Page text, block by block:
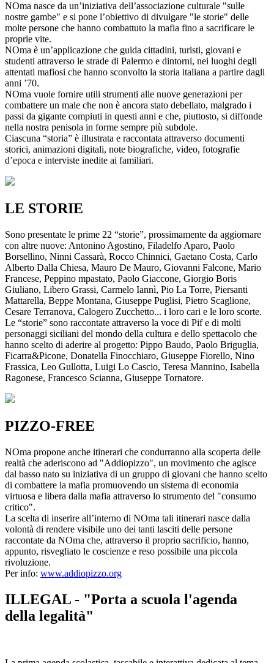
NOma nasce da un’iniziativa dell’associazione culturale "sulle
nostre gambe" e si pone l’obiettivo di divulgare "le storie" delle
molte persone che hanno combattuto la mafia fino a sacrificare le
proprie vite.
NOma è un’applicazione che guida cittadini, turisti, giovani e
studenti attraverso le strade di Palermo e dintorni, nei luoghi degli
attentati mafiosi che hanno sconvolto la storia italiana a partire dagli
anni ’70.
NOma vuole fornire utili strumenti alle nuove generazioni per
combattere un male che non è ancora stato debellato, malgrado i
passi da gigante compiuti in questi anni e che, piuttosto, si diffonde
nella nostra penisola in forme sempre più subdole.
Ciascuna “storia” è illustrata e raccontata attraverso documenti
storici, animazioni digitali, note biografiche, video, fotografie
d’epoca e interviste inedite ai familiari.
LE STORIE
Sono presentate le prime 22 “storie”, prossimamente da aggiornare
con altre nuove: Antonino Agostino, Filadelfo Aparo, Paolo
Borsellino, Ninni Cassarà, Rocco Chinnici, Gaetano Costa, Carlo
Alberto Dalla Chiesa, Mauro De Mauro, Giovanni Falcone, Mario
Francese, Peppino mpastato, Paolo Giaccone, Giorgio Boris
Giuliano, Libero Grassi, Carmelo Iannì, Pio La Torre, Piersanti
Mattarella, Beppe Montana, Giuseppe Puglisi, Pietro Scaglione,
Cesare Terranova, Calogero Zucchetto... i loro cari e le loro scorte.
Le “storie” sono raccontate attraverso la voce di Pif e di molti
personaggi siciliani del mondo della cultura e dello spettacolo che
hanno scelto di aderire al progetto: Pippo Baudo, Paolo Briguglia,
Ficarra&Picone, Donatella Finocchiaro, Giuseppe Fiorello, Nino
Frassica, Leo Gullotta, Luigi Lo Cascio, Teresa Mannino, Isabella
Ragonese, Francesco Scianna, Giuseppe Tornatore.
PIZZO-FREE
NOma propone anche itinerari che condurranno alla scoperta delle
realtà che aderiscono ad "Addiopizzo", un movimento che agisce
dal basso nato su iniziativa di un gruppo di giovani che hanno scelto
di combattere la mafia promuovendo un sistema di economia
virtuosa e libera dalla mafia attraverso lo strumento del "consumo
critico".
La scelta di inserire all’interno di NOma tali itinerari nasce dalla
volontà di rendere visibile uno dei tanti lasciti delle persone
raccontate da NOma che, attraverso il proprio sacrificio, hanno,
appunto, risvegliato le coscienze e reso possibile una piccola
rivoluzione.
Per info: www.addiopizzo.org
ILLEGAL - "Porta a scuola l'agenda
della legalità"